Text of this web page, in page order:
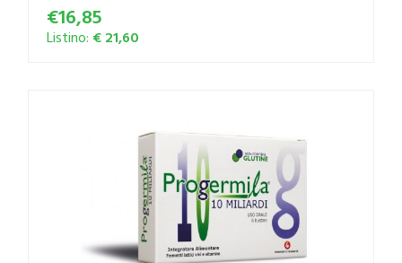
€16,85
Listino: € 21,60